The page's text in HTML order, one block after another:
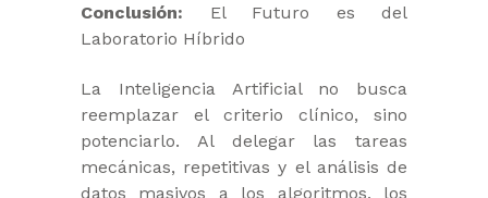
Conclusión: El Futuro es del
Laboratorio Híbrido
La Inteligencia Artificial no busca
reemplazar el criterio clínico, sino
potenciarlo. Al delegar las tareas
mecánicas, repetitivas y el análisis de
datos masivos a los algoritmos, los